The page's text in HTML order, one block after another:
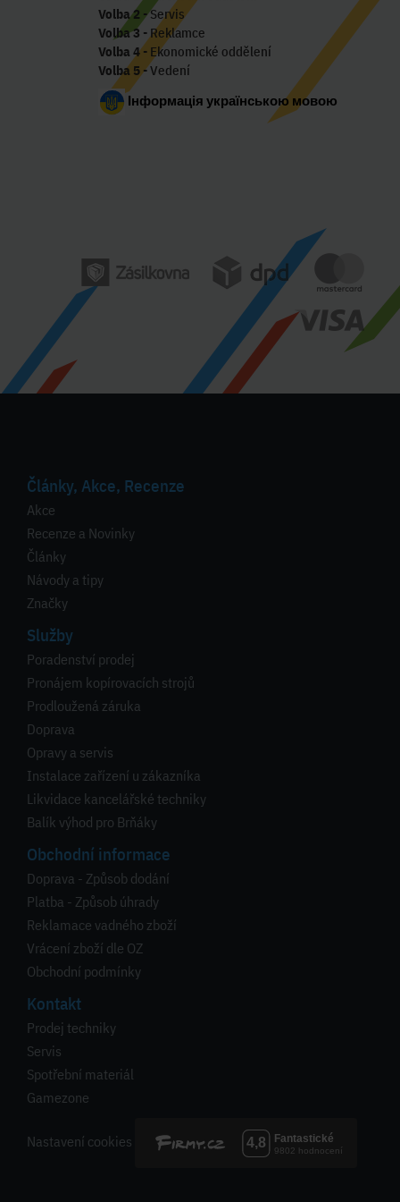
Volba 2 - Servis
Volba 3 - Reklamce
Volba 4- Ekonomické oddělení
Volba 5- Vedení
Інформація українською мовою
Články, Akce, Recenze
Akce
Recenze a Novinky
Články
Návody a tipy
Značky
Služby
Poradenství prodej
Pronájem kopírovacích strojů
Prodloužená záruka
Doprava
Opravy a servis
Instalace zařízení u zákazníka
Likvidace kancelářské techniky
Balík výhod pro Brňáky
Obchodní informace
Doprava - Způsob dodání
Platba - Způsob úhrady
Reklamace vadného zboží
Vrácení zboží dle OZ
Obchodní podmínky
Kontakt
Prodej techniky
Servis
Spotřební materiál
Gamezone
Nastavení cookies